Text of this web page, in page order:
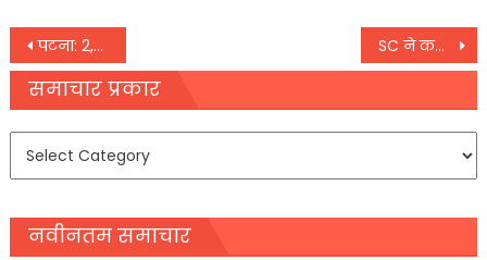
Post
navigation
पटना: 2,950 स्कूलों में आधारभूत संरचना को 39 करोड़ की राशि जारी SC ने कड़ी टिप्पणी, कहा- हत्या मामले में चलताऊ ढंग से फैसला नहीं कर सकते,
समाचार प्रकार
समाचार
नवीनतम समाचार